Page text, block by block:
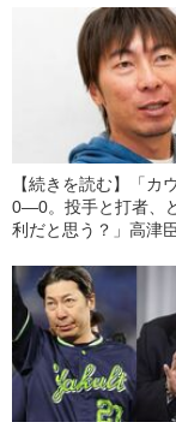
【続きを読む】「カ
0―0。投手と打者、
利だと思う？」高津
想”の極意とは